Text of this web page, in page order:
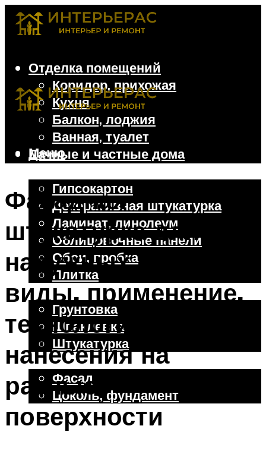
Отделка помещений
Коридор, прихожая
Кухня
Балкон, лоджия
Ванная, туалет
Дачные и частные дома
Гипсокартон
Декоративная штукатурка
Ламинат, линолеум
Облицовочные панели
Обои, пробка
Плитка
Отделочные работы
Грунтовка
Шпаклевка
Штукатурка
Внешняя отделка
Фасад
Цоколь, фундамент
Меню
Фасадная
штукатурка для
наружных работ:
виды, применение,
технология
нанесения на
разные
поверхности